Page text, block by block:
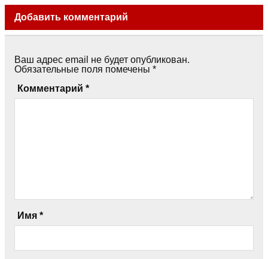
Добавить комментарий
Ваш адрес email не будет опубликован.
Обязательные поля помечены *
Комментарий *
Имя *